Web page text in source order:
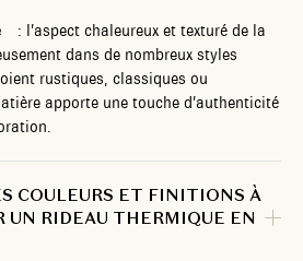
: l’aspect chaleureux et texturé de la
dans de nombreux styles
rustiques, classiques ou
apporte une touche d’authenticité
COULEURS ET FINITIONS À
UN RIDEAU THERMIQUE EN